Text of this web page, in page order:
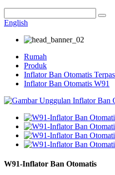
English
Rumah
Produk
Inflator Ban Otomatis
Inflator Ban Otomatis W91
W91-Inflator Ban Otomatis